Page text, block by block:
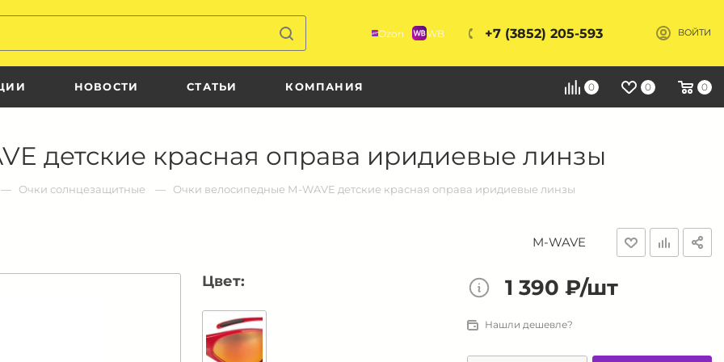
Ozon WB +7 (3852) 205-593 ВОЙТИ
НОВОСТИ СТАТЬИ КОМПАНИЯ 0 0 0
детские красная оправа иридиевые линзы
Очки солнцезащитные Очки велосипедные М-WAVE детские красная оправа иридиевые линзы
M-WAVE
Цвет: 1 390 ₽/шт
Нашли дешевле?